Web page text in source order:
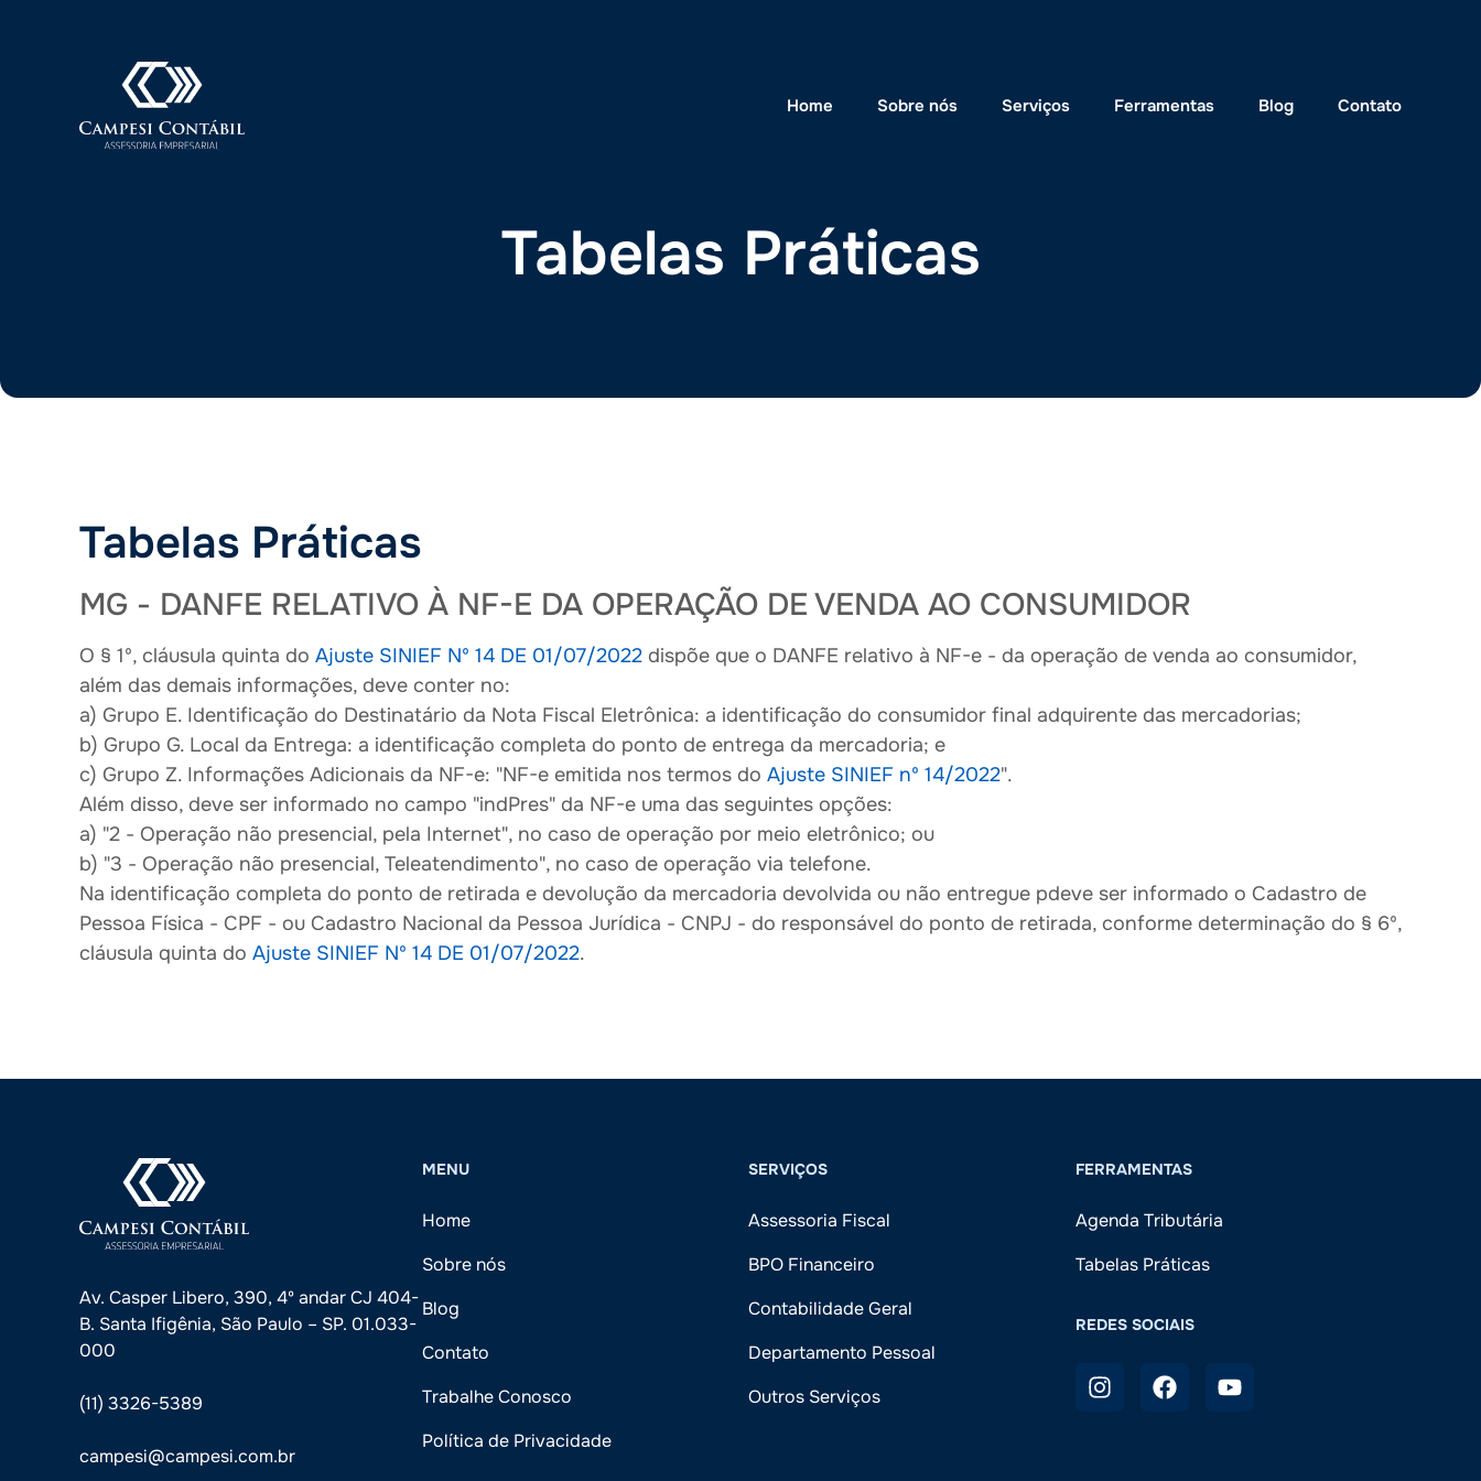
Home Sobre nós Serviços Ferramentas Blog Contato
Tabelas Práticas
Tabelas Práticas
MG - DANFE RELATIVO À NF-E DA OPERAÇÃO DE VENDA AO CONSUMIDOR
O § 1º, cláusula quinta do Ajuste SINIEF Nº 14 DE 01/07/2022 dispõe que o DANFE relativo à NF-e - da operação de venda ao consumidor,
além das demais informações, deve conter no:
a) Grupo E. Identificação do Destinatário da Nota Fiscal Eletrônica: a identificação do consumidor final adquirente das mercadorias;
b) Grupo G. Local da Entrega: a identificação completa do ponto de entrega da mercadoria; e
c) Grupo Z. Informações Adicionais da NF-e: "NF-e emitida nos termos do Ajuste SINIEF nº 14/2022".
Além disso, deve ser informado no campo "indPres" da NF-e uma das seguintes opções:
a) "2 - Operação não presencial, pela Internet", no caso de operação por meio eletrônico; ou
b) "3 - Operação não presencial, Teleatendimento", no caso de operação via telefone.
Na identificação completa do ponto de retirada e devolução da mercadoria devolvida ou não entregue pdeve ser informado o Cadastro de
Pessoa Física - CPF - ou Cadastro Nacional da Pessoa Jurídica - CNPJ - do responsável do ponto de retirada, conforme determinação do § 6º,
cláusula quinta do Ajuste SINIEF Nº 14 DE 01/07/2022.
Av. Casper Libero, 390, 4º andar CJ 404-
B. Santa Ifigênia, São Paulo – SP. 01.033-
000
(11) 3326-5389
campesi@campesi.com.br
MENU
Home
Sobre nós
Blog
Contato
Trabalhe Conosco
Política de Privacidade
SERVIÇOS
Assessoria Fiscal
BPO Financeiro
Contabilidade Geral
Departamento Pessoal
Outros Serviços
FERRAMENTAS
Agenda Tributária
Tabelas Práticas
REDES SOCIAIS